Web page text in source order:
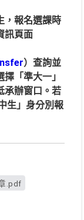
，報名選課時
訊頁面
）查詢並
「準大一」
承辦窗口。若
生」身分別報
.pdf